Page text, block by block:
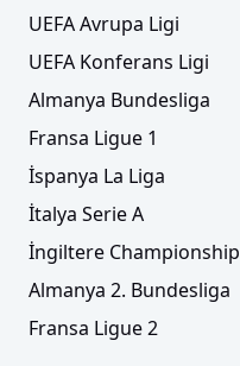
UEFA Avrupa Ligi
UEFA Konferans Ligi
Almanya Bundesliga
Fransa Ligue 1
İspanya La Liga
İtalya Serie A
İngiltere Championship
Almanya 2. Bundesliga
Fransa Ligue 2